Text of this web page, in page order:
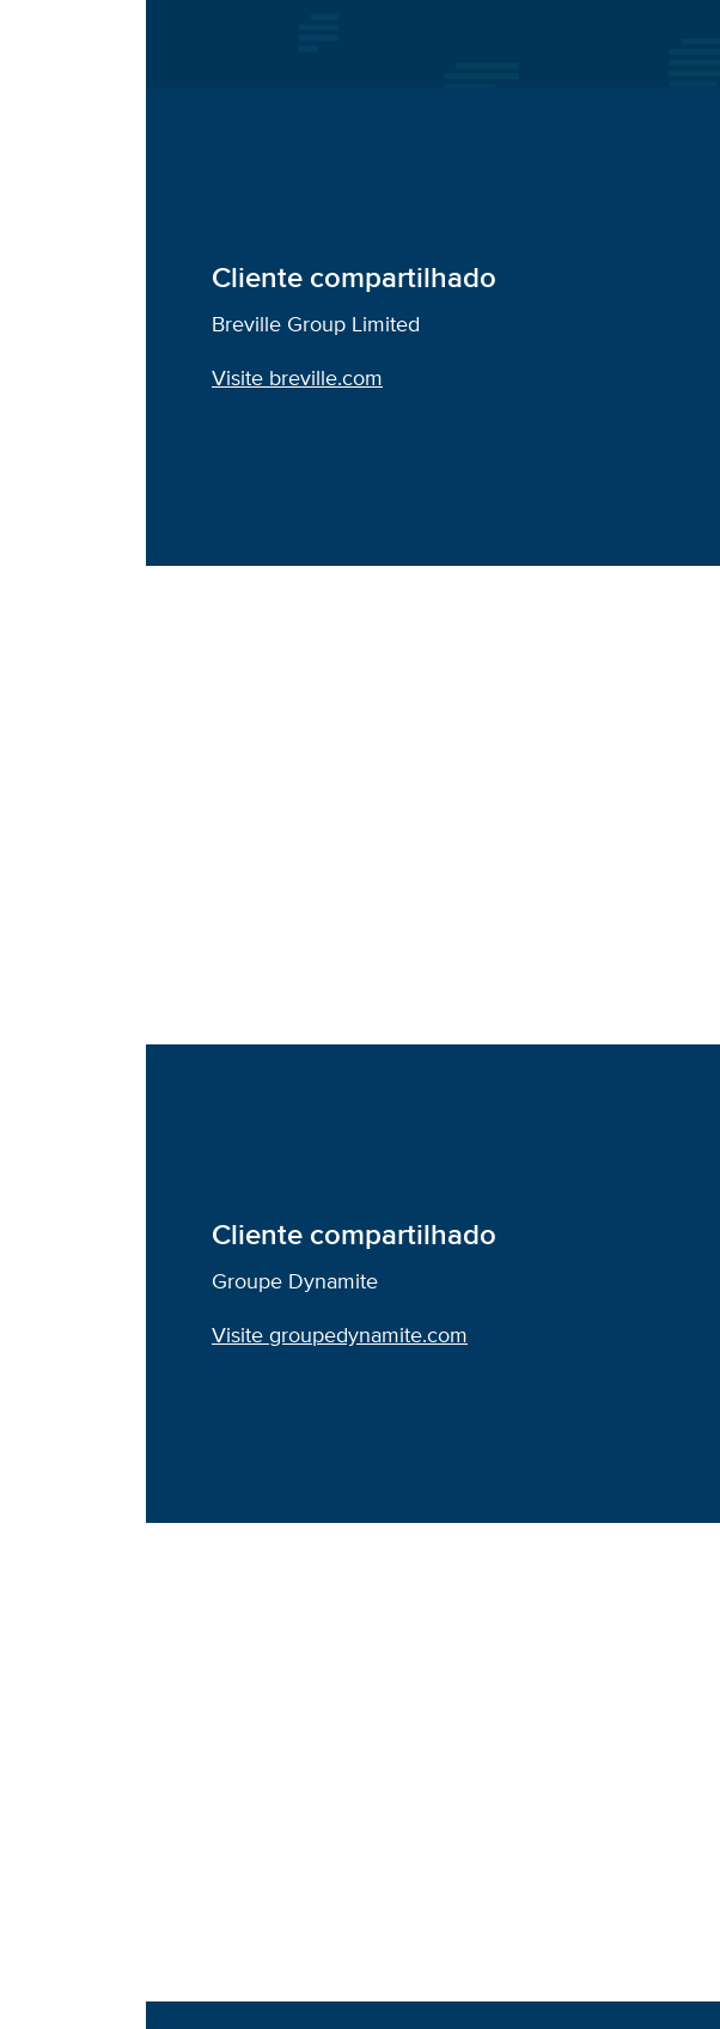
Cliente compartilhado
Breville Group Limited
Visite breville.com
Cliente compartilhado
Groupe Dynamite
Visite groupedynamite.com